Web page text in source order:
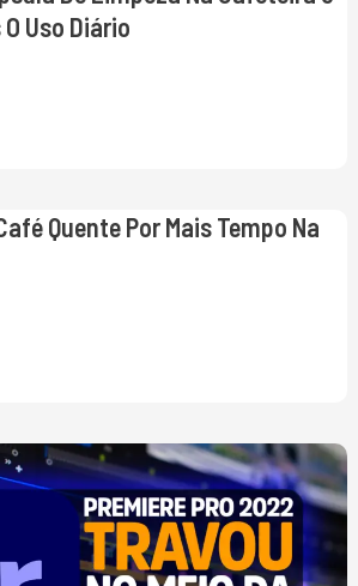
O Uso Diário
Quente Por Mais Tempo Na